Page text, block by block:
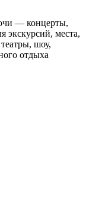
— концерты,
экскурсий, места,
шоу,
отдыха